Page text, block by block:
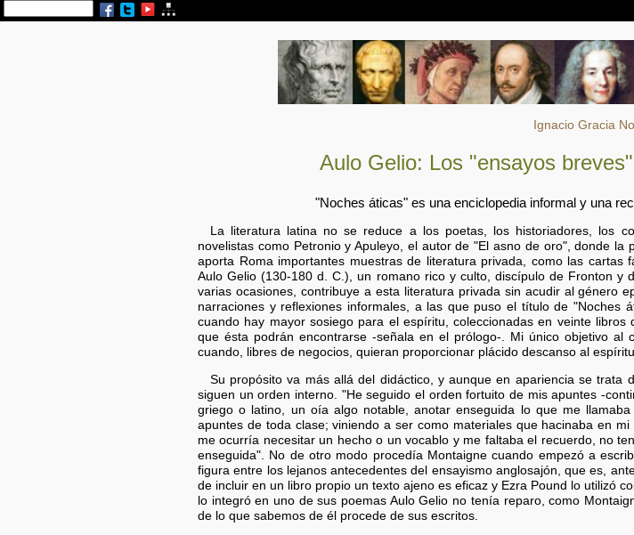
Ignacio Gracia
Aulo Gelio: Los "ensayos
"Noches áticas" es una enciclopedia informal y una
La literatura latina no se reduce a los poetas, los historiadores, los
novelistas como Petronio y Apuleyo, el autor de "El asno de oro", donde
aporta Roma importantes muestras de literatura privada, como las
Aulo Gelio (130-180 d. C.), un romano rico y culto, discípulo de Fronton y
varias ocasiones, contribuye a esta literatura privada sin acudir al género
narraciones y reflexiones informales, a las que puso el título de
cuando hay mayor sosiego para el espíritu, coleccionadas en veinte
que ésta podrán encontrarse -señala en el prólogo-. Mi único objetivo
cuando, libres de negocios, quieran proporcionar plácido descanso al
Su propósito va más allá del didáctico, y aunque en apariencia se trata
siguen un orden interno. "He seguido el orden fortuito de mis apuntes -
griego o latino, un oía algo notable, anotar enseguida lo que me
apuntes de toda clase; viniendo a ser como materiales que hacinaba en
me ocurría necesitar un hecho o un vocablo y me faltaba el recuerdo, no
enseguida". No de otro modo procedía Montaigne cuando empezó a
figura entre los lejanos antecedentes del ensayismo anglosajón, que es,
de incluir en un libro propio un texto ajeno es eficaz y Ezra Pound lo utilizó
lo integró en uno de sus poemas Aulo Gelio no tenía reparo, como
de lo que sabemos de él procede de sus escritos.